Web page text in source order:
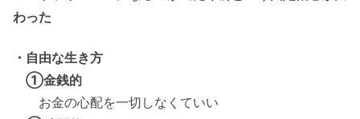
わった
・自由な生き方
①金銭的
お金の心配を一切しなくていい